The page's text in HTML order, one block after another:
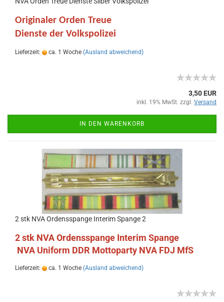
Originaler Orden Treue
Dienste der Volkspolizei
Lieferzeit: ca. 1 Woche (Ausland abweichend)
3,50 EUR
inkl. 19% MwSt. zzgl. Versand
IN DEN WARENKORB
2 stk NVA Ordensspange Interim Spange 2
2 stk NVA Ordensspange Interim Spange
NVA Uniform DDR Mottoparty NVA FDJ MfS
Lieferzeit: ca. 1 Woche (Ausland abweichend)